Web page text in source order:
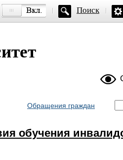
Поиск
Большой
Обращения граждан
обучения